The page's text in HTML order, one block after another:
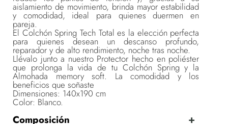
aislamiento de movimiento, brinda mayor estabilidad
y comodidad, ideal para quienes duermen en
pareja.
El Colchón Spring Tech Total es la elección perfecta
para quienes desean un descanso profundo,
reparador y de alto rendimiento, noche tras noche.
Llévalo junto a nuestro Protector hecho en poliéster
que prolonga la vida de tu Colchón Spring y la
Almohada memory soft. La comodidad y los
beneficios que soñaste
Dimensiones: 140x190 cm
Color: Blanco.
Composición